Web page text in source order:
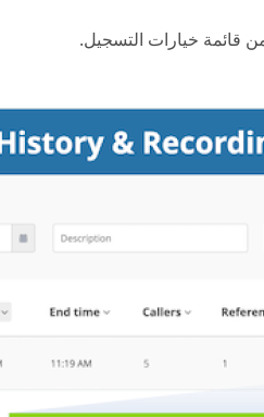
قائمة خيارات التسجيل.